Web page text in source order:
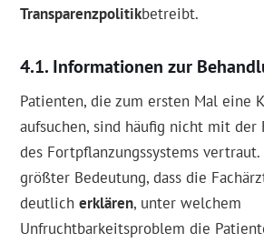
Transparenzpolitikbetreibt.
Informationen zur
Patienten, die zum ersten Mal eine
aufsuchen, sind häufig nicht mit der
des Fortpflanzungssystems
größter Bedeutung, dass die
deutlicherklären, unter welchem
Unfruchtbarkeitsproblem die